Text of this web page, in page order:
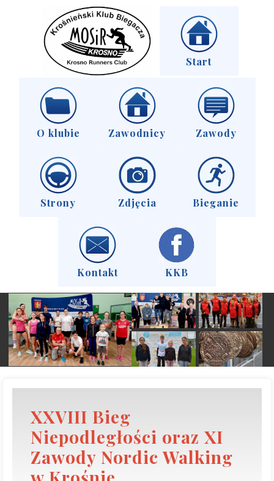
Start
O klubie Zawodnicy Zawody
Strony Zdjęcia Bieganie
Kontakt KKB
XXVIII Bieg
Niepodległości oraz XI
Zawody Nordic Walking